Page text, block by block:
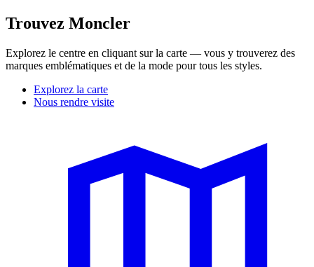
Trouvez Moncler
Explorez le centre en cliquant sur la carte — vous y trouverez des
marques emblématiques et de la mode pour tous les styles.
Explorez la carte
Nous rendre visite